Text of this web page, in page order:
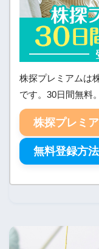
株探プレミアムは
です。30日間無料。
株探プレミ
無料登録方法